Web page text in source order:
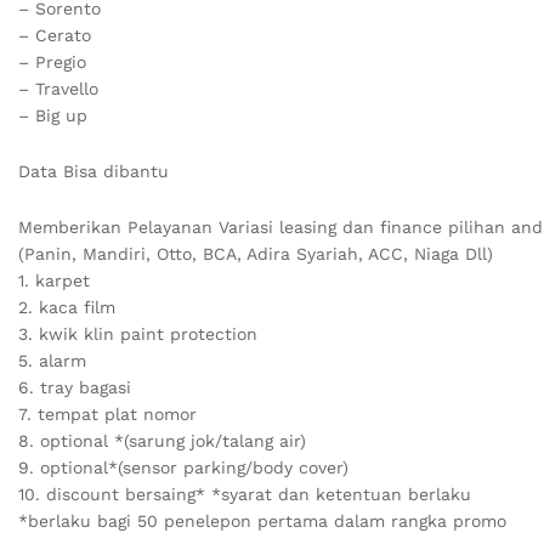
– Sorento
– Cerato
– Pregio
– Travello
– Big up
Data Bisa dibantu
Memberikan Pelayanan Variasi leasing dan finance pilihan
(Panin, Mandiri, Otto, BCA, Adira Syariah, ACC, Niaga Dll)
1. karpet
2. kaca film
3. kwik klin paint protection
5. alarm
6. tray bagasi
7. tempat plat nomor
8. optional *(sarung jok/talang air)
9. optional*(sensor parking/body cover)
10. discount bersaing* *syarat dan ketentuan berlaku
*berlaku bagi 50 penelepon pertama dalam rangka promo